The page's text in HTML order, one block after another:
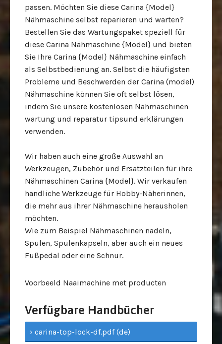
passen. Möchten Sie diese Carina {Model}
Nähmaschine selbst reparieren und warten?
Bestellen Sie das Wartungspaket speziell für
diese Carina Nähmaschine {Model} und bieten
Sie Ihre Carina {Model} Nähmaschine einfach
als Selbstbedienung an. Selbst die häufigsten
Probleme und Beschwerden der Carina (model)
Nähmaschine können Sie oft selbst lösen,
indem Sie unsere kostenlosen Nähmaschinen
wartung und reparatur tipsund erklärungen
verwenden.
Wir haben auch eine große Auswahl an
Werkzeugen, Zubehör und Ersatzteilen für ihre
Nähmaschinen Carina {Model}. Wir verkaufen
handliche Werkzeuge für Hobby-Näherinnen,
die mehr aus ihrer Nähmaschine herausholen
möchten.
Wie zum Beispiel Nähmaschinen nadeln,
Spulen, Spulenkapseln, aber auch ein neues
Fußpedal oder eine Schnur.
Voorbeeld Naaimachine met producten
Verfügbare Handbücher
› carina-top-lock-df.pdf (de)